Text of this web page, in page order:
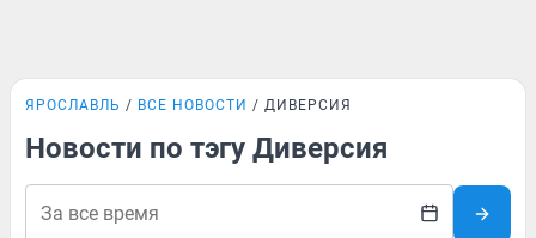
ЯРОСЛАВЛЬ ВСЕ НОВОСТИ ДИВЕРСИЯ
Новости по тэгу Диверсия